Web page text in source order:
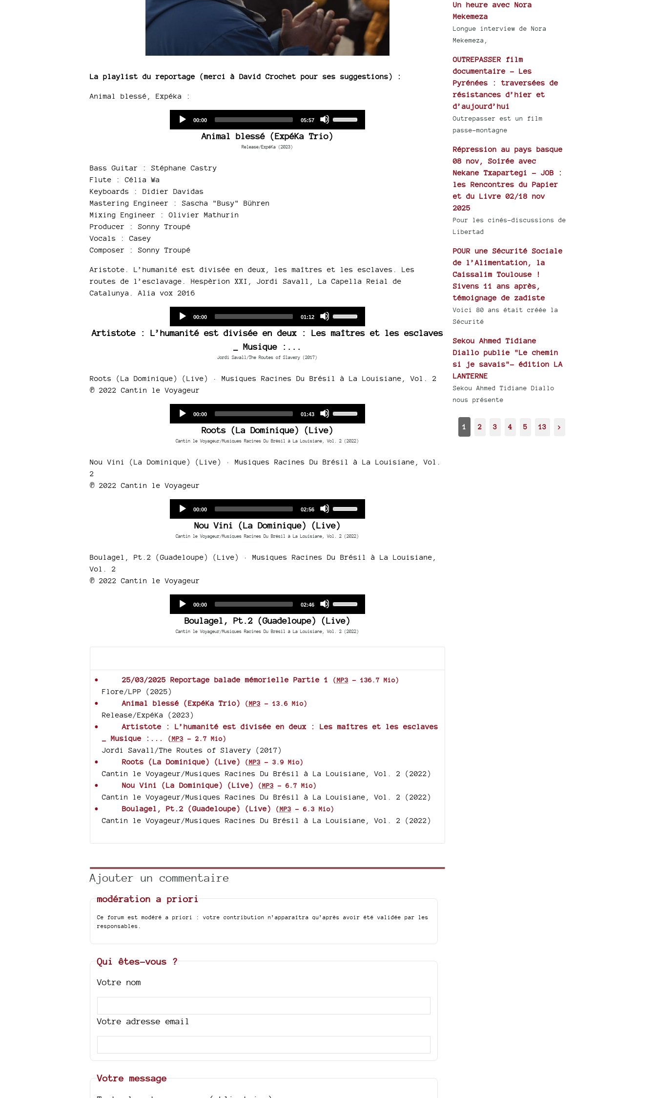
La playlist du reportage (merci à David Crochet pour ses suggestions) :
Animal blessé, Expéka :
Current
00:00
Total
05:57
Arrow
Animal blessé (ExpéKa Trio)
Release/ExpéKa (2023)
Bass Guitar : Stéphane Castry
Flute : Célia Wa
Keyboards : Didier Davidas
Mastering Engineer : Sascha "Busy" Bühren
Mixing Engineer : Olivier Mathurin
Producer : Sonny Troupé
Vocals : Casey
Composer : Sonny Troupé
Aristote. L’humanité est divisée en deux, les maîtres et les esclaves. Les
routes de l’esclavage. Hespèrion XXI, Jordi Savall, La Capella Reial de
Catalunya. Alia vox 2016
Current
00:00
Total
01:12
Arrow
or
volume.
Artistote : L’humanité est divisée en deux : Les maîtres et les esclaves
_ Musique :...
Jordi Savall/The Routes of Slavery (2017)
Roots (La Dominique) (Live) · Musiques Racines Du Brésil à La Louisiane, Vol. 2
℗ 2022 Cantin le Voyageur
Current
00:00
Total
01:43
Arrow
keys
Roots (La Dominique) (Live)
Cantin le Voyageur/Musiques Racines Du Brésil à La Louisiane, Vol. 2 (2022)
Nou Vini (La Dominique) (Live) · Musiques Racines Du Brésil à La Louisiane, Vol.
2
℗ 2022 Cantin le Voyageur
Current
00:00
Total
02:56
Arrow
keys
Nou Vini (La Dominique) (Live)
Cantin le Voyageur/Musiques Racines Du Brésil à La Louisiane, Vol. 2 (2022)
Boulagel, Pt.2 (Guadeloupe) (Live) · Musiques Racines Du Brésil à La Louisiane,
Vol. 2
℗ 2022 Cantin le Voyageur
Current
00:00
Total
02:46
Arrow
keys
to
or
decrease
Boulagel, Pt.2 (Guadeloupe) (Live)
Cantin le Voyageur/Musiques Racines Du Brésil à La Louisiane, Vol. 2 (2022)
25/03/2025 Reportage balade mémorielle Partie 1 (MP3 - 136.7 Mio)
Flore/LPP (2025)
Animal blessé (ExpéKa Trio)
(MP3 - 13.6 Mio)
Release/ExpéKa (2023)
Artistote : L’humanité est divisée en deux : Les maîtres et les esclaves
_ Musique :...
(MP3 - 2.7 Mio)
Jordi Savall/The Routes of Slavery (2017)
Roots (La Dominique) (Live)
(MP3 - 3.9 Mio)
Cantin le Voyageur/Musiques Racines Du Brésil à La Louisiane, Vol. 2 (2022)
Nou Vini (La Dominique) (Live)
(MP3 - 6.7 Mio)
Cantin le Voyageur/Musiques Racines Du Brésil à La Louisiane, Vol. 2 (2022)
Boulagel, Pt.2 (Guadeloupe) (Live)
(MP3 - 6.3 Mio)
Cantin le Voyageur/Musiques Racines Du Brésil à La Louisiane, Vol. 2 (2022)
Ajouter un commentaire
modération a priori
Ce forum est modéré a priori : votre contribution n’apparaîtra qu’après avoir été validée par les
responsables.
Qui êtes-vous ?
Votre nom
Votre adresse email
Votre message
Un heure avec Nora
Mekemeza
Longue interview de Nora
Mekemeza,
OUTREPASSER film
documentaire - Les
Pyrénées : traversées de
résistances d’hier et
d’aujourd’hui
Outrepasser est un film
passe-montagne
Répression au pays basque
08 nov, Soirée avec
Nekane Txapartegi - JOB :
les Rencontres du Papier
et du Livre 02/18 nov
2025
Pour les cinés-discussions de
Libertad
POUR une Sécurité Sociale
de l’Alimentation, la
Caissalim Toulouse !
Sivens 11 ans après,
témoignage de zadiste
Voici 80 ans était créée la
Sécurité
Sekou Ahmed Tidiane
Diallo publie "Le chemin
si je savais"- édition LA
LANTERNE
Sekou Ahmed Tidiane Diallo
nous présente
1 2 3 4 5 13 >